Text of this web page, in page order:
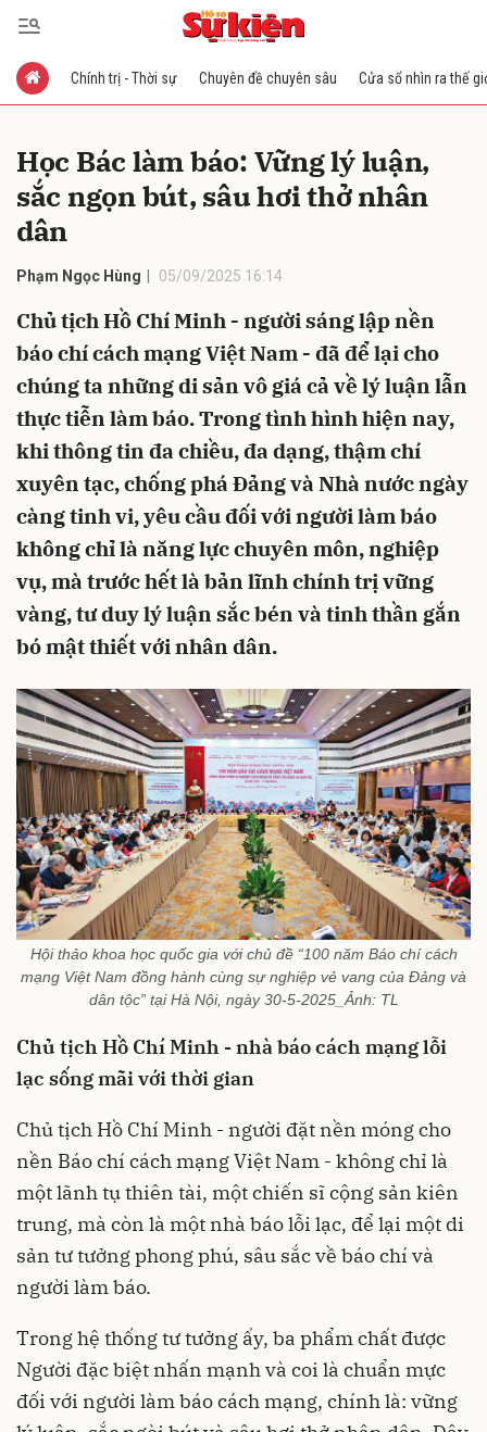
Chính trị - Thời sự Chuyên đề chuyên sâu Cửa sổ nhìn ra thế
Học Bác làm báo: Vững lý luận,
sắc ngọn bút, sâu hơi thở nhân
dân
Phạm Ngọc Hùng 05/09/2025 16:14
Chủ tịch Hồ Chí Minh - người sáng lập nền
báo chí cách mạng Việt Nam - đã để lại cho
chúng ta những di sản vô giá cả về lý luận lẫn
thực tiễn làm báo. Trong tình hình hiện nay,
khi thông tin đa chiều, đa dạng, thậm chí
xuyên tạc, chống phá Đảng và Nhà nước ngày
càng tinh vi, yêu cầu đối với người làm báo
không chỉ là năng lực chuyên môn, nghiệp
vụ, mà trước hết là bản lĩnh chính trị vững
vàng, tư duy lý luận sắc bén và tinh thần gắn
bó mật thiết với nhân dân.
Hội thảo khoa học quốc gia với chủ đề “100 năm Báo chí cách
mạng Việt Nam đồng hành cùng sự nghiệp vẻ vang của Đảng và
dân tộc” tại Hà Nội, ngày 30-5-2025_Ảnh: TL
Chủ tịch Hồ Chí Minh - nhà báo cách mạng lỗi
lạc sống mãi với thời gian
Chủ tịch Hồ Chí Minh - người đặt nền móng cho
nền Báo chí cách mạng Việt Nam - không chỉ là
một lãnh tụ thiên tài, một chiến sĩ cộng sản kiên
trung, mà còn là một nhà báo lỗi lạc, để lại một di
sản tư tưởng phong phú, sâu sắc về báo chí và
người làm báo.
Trong hệ thống tư tưởng ấy, ba phẩm chất được
Người đặc biệt nhấn mạnh và coi là chuẩn mực
đối với người làm báo cách mạng, chính là: vững
Gửi bình luận
Hủy Gửi